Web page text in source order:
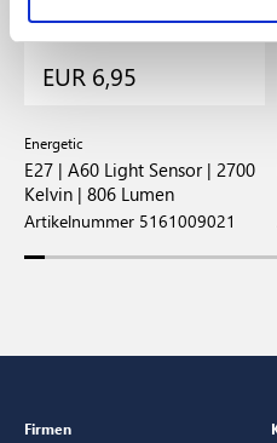
EUR 6,95
Energetic
E27 | A60 Light Sensor | 2700
Kelvin | 806 Lumen
Artikelnummer 5161009021
Firmen